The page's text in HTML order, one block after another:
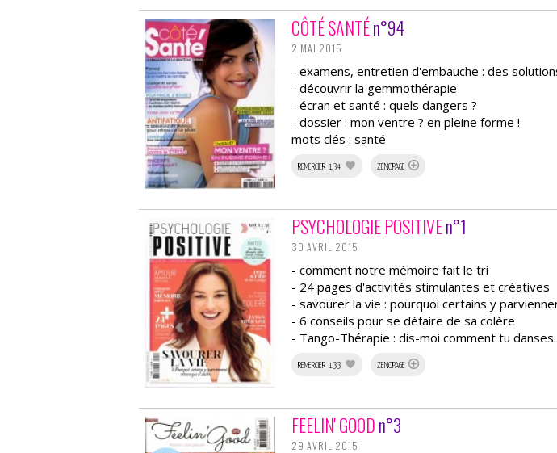
CÔTÉ SANTÉn°94
2 MAI 2015
- examens, entretien d'embauche : des
- découvrir la gemmothérapie
- écran et santé : quels dangers ?
- dossier : mon ventre ? en pleine forme !
mots clés : santé
REMERCIER 134 ZENOPAGE
PSYCHOLOGIE POSITIVEn°1
30 AVRIL 2015
- comment notre mémoire fait le tri
- 24 pages d'activités stimulantes et créatives
- savourer la vie : pourquoi certains y
- 6 conseils pour se défaire de sa colère
- Tango-Thérapie : dis-moi comment tu
REMERCIER 133 ZENOPAGE
FEELIN' GOODn°3
29 AVRIL 2015